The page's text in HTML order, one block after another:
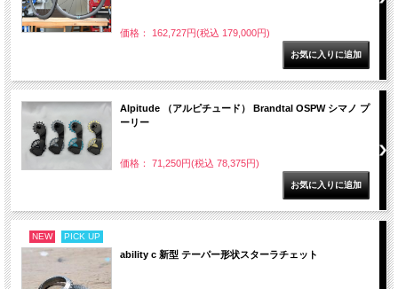
価格： 162,727円(税込 179,000円)
Alpitude （アルピチュード） Brandtal OSPW シマノ プ
ーリー
価格： 71,250円(税込 78,375円)
NEW PICK UP
ability c 新型 テーパー形状スターラチェット